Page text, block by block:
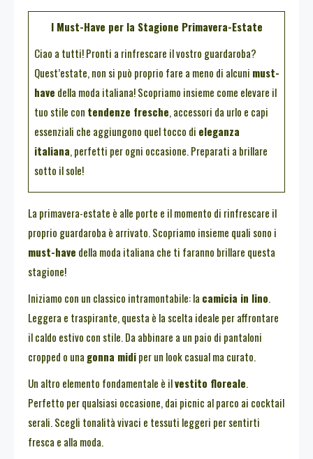
I Must-Have per la Stagione Primavera-Estate
Ciao a tutti! Pronti a rinfrescare il vostro guardaroba?
Quest’estate, non si può proprio fare a meno di alcuni must-
have della moda italiana! Scopriamo insieme come elevare il
tuo stile con tendenze fresche, accessori da urlo e capi
essenziali che aggiungono quel tocco di eleganza
italiana, perfetti per ogni occasione. Preparati a brillare
sotto il sole!
La primavera-estate è alle porte e il momento di rinfrescare il
proprio guardaroba è arrivato. Scopriamo insieme quali sono i
must-have della moda italiana che ti faranno brillare questa
stagione!
Iniziamo con un classico intramontabile: la camicia in lino.
Leggera e traspirante, questa è la scelta ideale per affrontare
il caldo estivo con stile. Da abbinare a un paio di pantaloni
cropped o una gonna midiper un look casual ma curato.
Un altro elemento fondamentale è ilvestito floreale.
Perfetto per qualsiasi occasione, dai picnic al parco ai cocktail
serali. Scegli tonalità vivaci e tessuti leggeri per sentirti
fresca e alla moda.